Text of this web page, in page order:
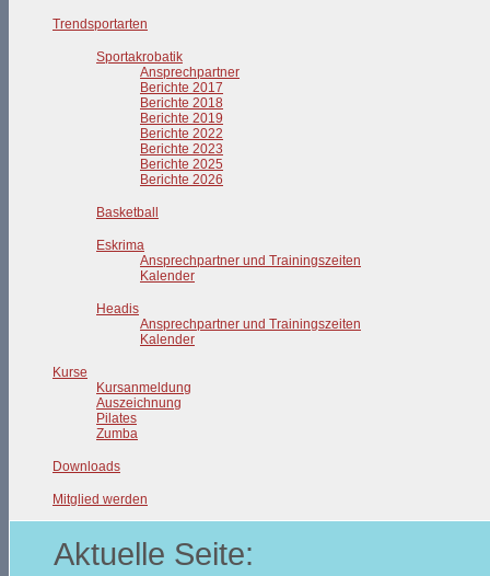
Trendsportarten
Sportakrobatik
Ansprechpartner
Berichte 2017
Berichte 2018
Berichte 2019
Berichte 2022
Berichte 2023
Berichte 2025
Berichte 2026
Basketball
Eskrima
Ansprechpartner und Trainingszeiten
Kalender
Headis
Ansprechpartner und Trainingszeiten
Kalender
Kurse
Kursanmeldung
Auszeichnung
Pilates
Zumba
Downloads
Mitglied werden
Aktuelle Seite: